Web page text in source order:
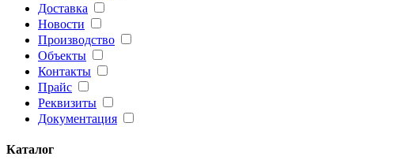
Доставка
Новости
Производство
Объекты
Контакты
Прайс
Реквизиты
Документация
Каталог